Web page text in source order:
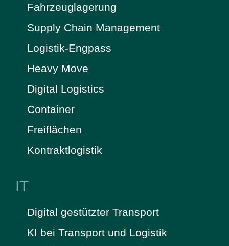
Fahrzeuglagerung
Supply Chain Management
Logistik-Engpass
Heavy Move
Digital Logistics
Container
Freiflächen
Kontraktlogistik
IT
Digital gestützter Transport
KI bei Transport und Logistik